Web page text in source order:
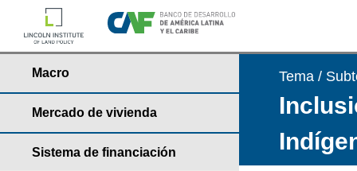
Macro
Mercado de vivienda
Sistema de financiación
Tema /